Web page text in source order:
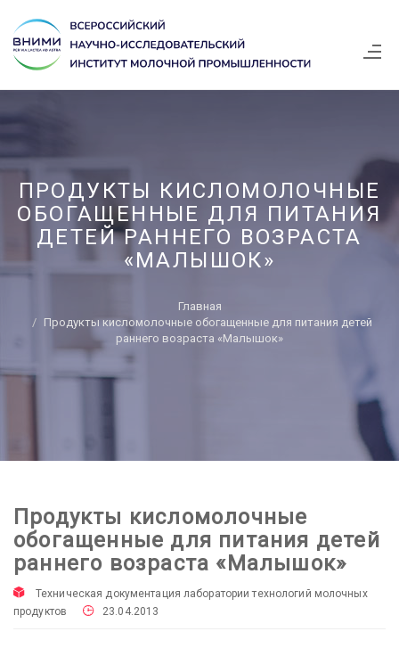
ПРОДУКТЫ КИСЛОМОЛОЧНЫЕ
ОБОГАЩЕННЫЕ ДЛЯ ПИТАНИЯ
ДЕТЕЙ РАННЕГО ВОЗРАСТА
«МАЛЫШОК»
Главная
Продукты кисломолочные обогащенные для питания детей
раннего возраста «Малышок»
Продукты кисломолочные
обогащенные для питания детей
раннего возраста «Малышок»
Техническая документация лаборатории технологий молочных
продуктов
23.04.2013